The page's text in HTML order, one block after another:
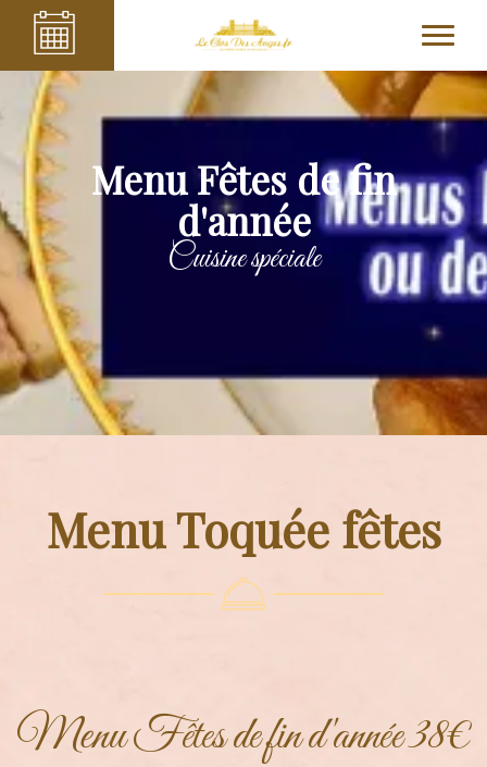
Menu Fêtes de fin
d'année
Cuisine spéciale
Menu Toquée fêtes
Menu Fêtes de fin d'année 38€